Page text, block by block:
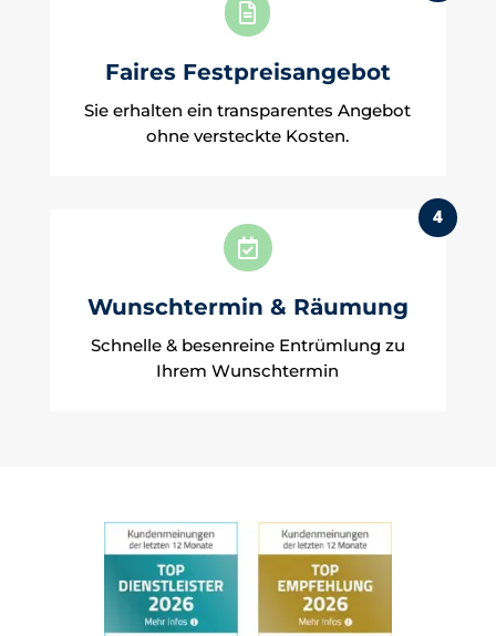

Faires Festpreisangebot
Sie erhalten ein transparentes Angebot
ohne versteckte Kosten.

Wunschtermin & Räumung
4
Schnelle & besenreine Entrümlung zu
Ihrem Wunschtermin